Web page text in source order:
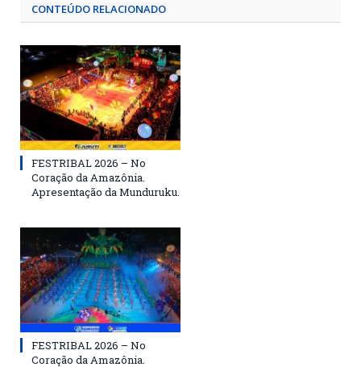
CONTEÚDO RELACIONADO
FESTRIBAL 2026 – No
Coração da Amazônia.
Apresentação da Munduruku.
FESTRIBAL 2026 – No
Coração da Amazônia.